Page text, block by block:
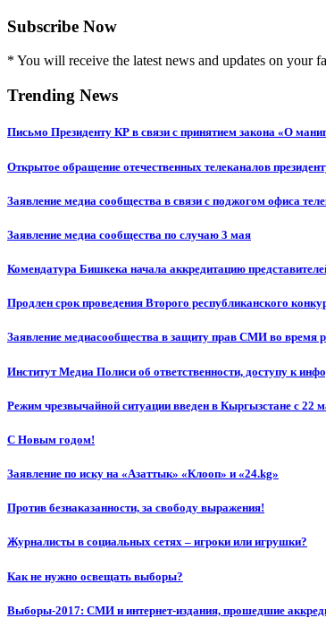
Subscribe Now
* You will receive the latest news and updates on your
Trending News
Письмо Президенту КР в связи с принятием закона «О
Открытое обращение отечественных телеканалов
Заявление медиа сообщества в связи с поджогом офиса
Заявление медиа сообщества по случаю 3 мая
Комендатура Бишкека начала аккредитацию
Продлен срок проведения Второго республиканского
Заявление медиасообщества в защиту прав СМИ во время
Институт Медиа Полиси об ответственности, доступу к
Режим чрезвычайной ситуации введен в Кыргызстане с 22
С Новым годом!
Заявление по иску на «Азаттык» «Клооп» и «24.kg»
Против безнаказанности, за свободу выражения!
Журналисты в социальных сетях – игроки или игрушки?
Как не нужно освещать выборы?
Выборы-2017: СМИ и интернет-издания, прошедшие